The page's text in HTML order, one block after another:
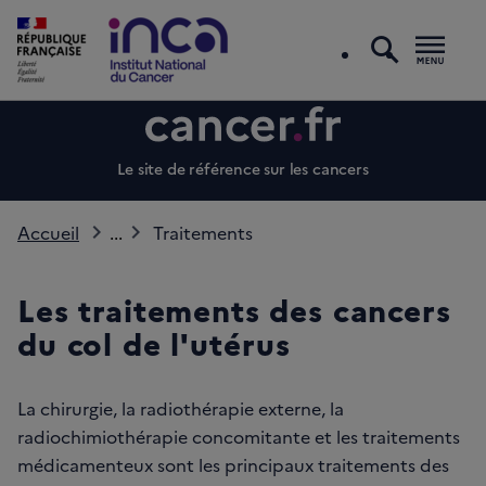
Le site de référence sur les cancers
Accueil ... Traitements
Les traitements des cancers
du col de l'utérus
La chirurgie, la radiothérapie externe, la
radiochimiothérapie concomitante et les traitements
médicamenteux sont les principaux traitements des